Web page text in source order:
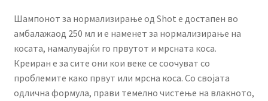
Шампонот за нормализирање од Shot е достапен во
амбалажаод 250 мл и е наменет за нормализирање на
косата, намалувајќи го првутот и мрсната коса.
Креиран е за сите они кои веке се соочуват со
проблемите како првут или мрсна коса. Со својата
одлична формула, прави темелно чистење на влакното,